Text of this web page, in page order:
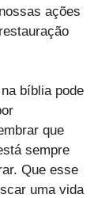
ações
bíblia pode
que
sempre
Que esse
uma vida